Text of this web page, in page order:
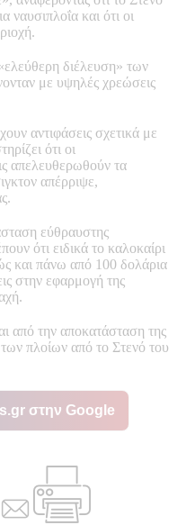
ναυσιπλοΐα και ότι οι
διέλευση» των
με υψηλές χρεώσεις
αντιφάσεις σχετικά με
ότι οι
απελευθερωθούν τα
απέρριψε,
εύθραυστης
ότι ειδικά το καλοκαίρι
και πάνω από 100 δολάρια
στην εφαρμογή της
από την αποκατάσταση της
πλοίων από το Στενό του
στην Google